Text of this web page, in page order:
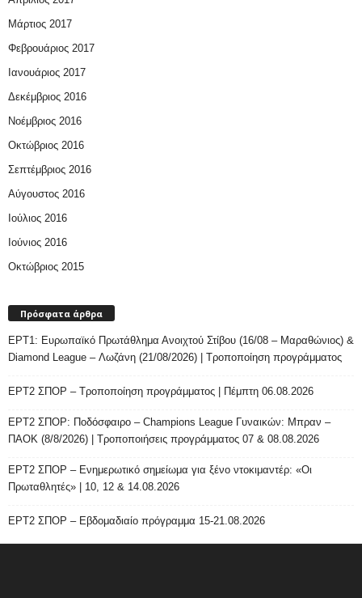
Μάρτιος 2017
Φεβρουάριος 2017
Ιανουάριος 2017
Δεκέμβριος 2016
Νοέμβριος 2016
Οκτώβριος 2016
Σεπτέμβριος 2016
Αύγουστος 2016
Ιούλιος 2016
Ιούνιος 2016
Οκτώβριος 2015
Πρόσφατα άρθρα
ΕΡΤ1: Ευρωπαϊκό Πρωτάθλημα Ανοιχτού Στίβου (16/08 – Μαραθώνιος) &
Diamond League – Λωζάνη (21/08/2026) | Τροποποίηση προγράμματος
ΕΡΤ2 ΣΠΟΡ – Τροποποίηση προγράμματος | Πέμπτη 06.08.2026
ΕΡΤ2 ΣΠΟΡ: Ποδόσφαιρο – Champions League Γυναικών: Μπραν –
ΠΑΟΚ (8/8/2026) | Τροποποιήσεις προγράμματος 07 & 08.08.2026
ΕΡΤ2 ΣΠΟΡ – Ενημερωτικό σημείωμα για ξένο ντοκιμαντέρ: «Οι
Πρωταθλητές» | 10, 12 & 14.08.2026
ΕΡΤ2 ΣΠΟΡ – Εβδομαδιαίο πρόγραμμα 15-21.08.2026